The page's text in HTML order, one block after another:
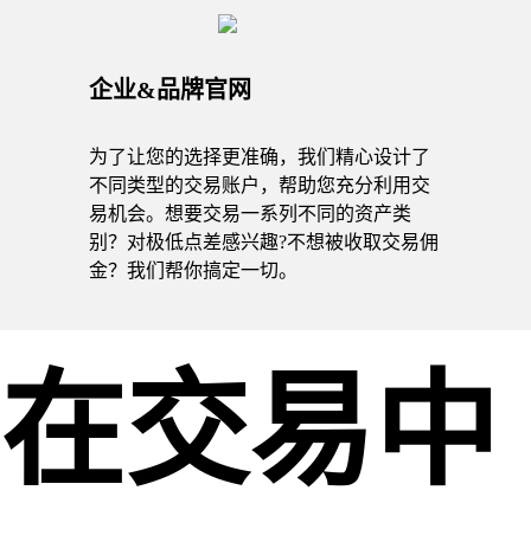
企业&品牌官网
为了让您的选择更准确，我们精心设计了
不同类型的交易账户，帮助您充分利用交
易机会。想要交易一系列不同的资产类
别？对极低点差感兴趣?不想被收取交易佣
金？我们帮你搞定一切。
在交易中